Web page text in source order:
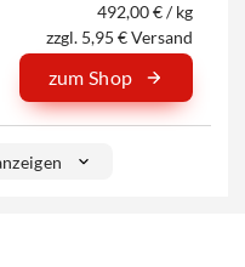
492,00 € / kg
zzgl. 5,95 € Versand
zum Shop